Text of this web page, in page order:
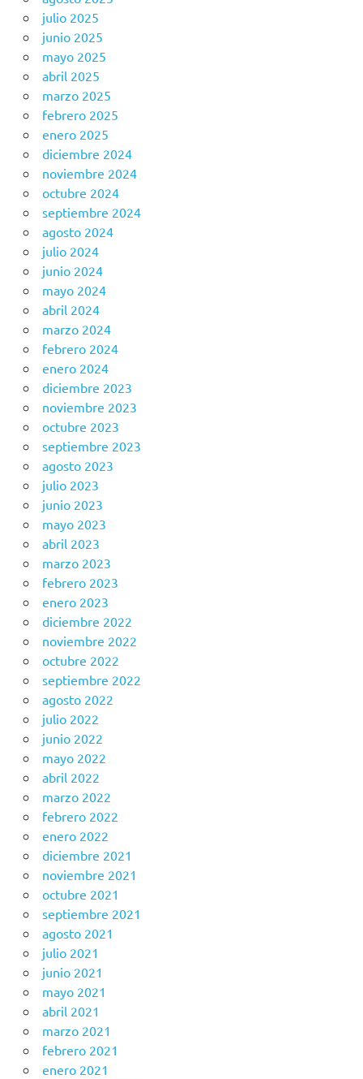
julio 2025
junio 2025
mayo 2025
abril 2025
marzo 2025
febrero 2025
enero 2025
diciembre 2024
noviembre 2024
octubre 2024
septiembre 2024
agosto 2024
julio 2024
junio 2024
mayo 2024
abril 2024
marzo 2024
febrero 2024
enero 2024
diciembre 2023
noviembre 2023
octubre 2023
septiembre 2023
agosto 2023
julio 2023
junio 2023
mayo 2023
abril 2023
marzo 2023
febrero 2023
enero 2023
diciembre 2022
noviembre 2022
octubre 2022
septiembre 2022
agosto 2022
julio 2022
junio 2022
mayo 2022
abril 2022
marzo 2022
febrero 2022
enero 2022
diciembre 2021
noviembre 2021
octubre 2021
septiembre 2021
agosto 2021
julio 2021
junio 2021
mayo 2021
abril 2021
marzo 2021
febrero 2021
enero 2021